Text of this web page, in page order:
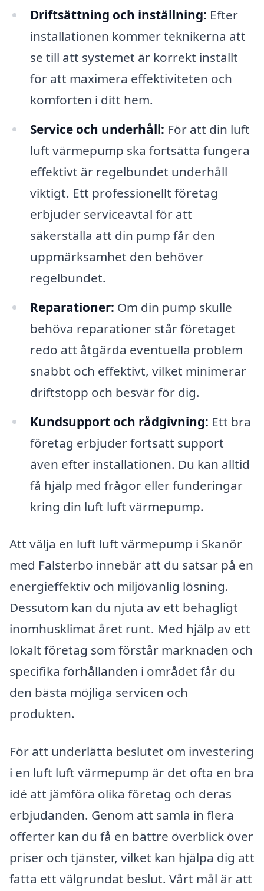
Driftsättning och inställning: Efter
installationen kommer teknikerna att
se till att systemet är korrekt inställt
för att maximera effektiviteten och
komforten i ditt hem.
Service och underhåll: För att din luft
luft värmepump ska fortsätta fungera
effektivt är regelbundet underhåll
viktigt. Ett professionellt företag
erbjuder serviceavtal för att
säkerställa att din pump får den
uppmärksamhet den behöver
regelbundet.
Reparationer: Om din pump skulle
behöva reparationer står företaget
redo att åtgärda eventuella problem
snabbt och effektivt, vilket minimerar
driftstopp och besvär för dig.
Kundsupport och rådgivning: Ett bra
företag erbjuder fortsatt support
även efter installationen. Du kan alltid
få hjälp med frågor eller funderingar
kring din luft luft värmepump.
Att välja en luft luft värmepump i Skanör
med Falsterbo innebär att du satsar på en
energieffektiv och miljövänlig lösning.
Dessutom kan du njuta av ett behagligt
inomhusklimat året runt. Med hjälp av ett
lokalt företag som förstår marknaden och
specifika förhållanden i området får du
den bästa möjliga servicen och
produkten.
För att underlätta beslutet om investering
i en luft luft värmepump är det ofta en bra
idé att jämföra olika företag och deras
erbjudanden. Genom att samla in flera
offerter kan du få en bättre överblick över
priser och tjänster, vilket kan hjälpa dig att
fatta ett välgrundat beslut. Vårt mål är att